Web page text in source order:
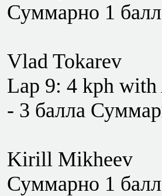
Суммарно 1 балл
Vlad Tokarev
Lap 9: 4 kph with
- 3 балла
Kirill Mikheev
Суммарно 1 балл